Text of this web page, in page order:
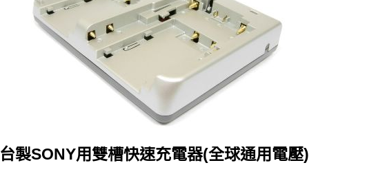
台製SONY用雙槽快速充電器(全球通用電壓)